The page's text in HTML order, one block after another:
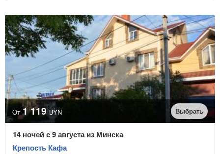
От 1 119 BYN Выбрать
14 ночей с 9 августа из Минска
Крепость Кафа